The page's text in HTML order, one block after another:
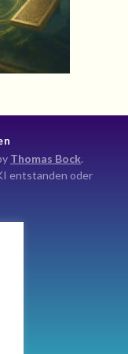
Thomas Bock.
entstanden oder